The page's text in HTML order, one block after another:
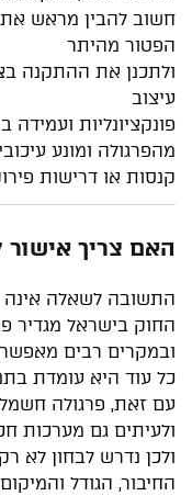
חשוב להבין מראש
הפטור מהיתר
ולתכנן את ההתקנה
עיצוב
פונקציונליות
מהפרגולה ומונע
קנסות או דרישות
האם צריך אישור
התשובה לשאלה אינה
החוק בישראל מגדיר
ובמקרים רבים
כל עוד היא עומדת
עם זאת, פרגולה
ולעיתים גם מערכות
ולכן נדרש לבחון לא
החיבור, הגודל